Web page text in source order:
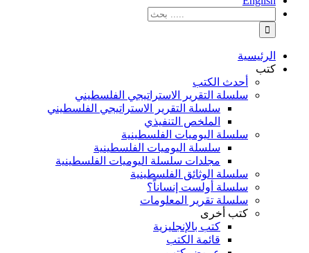
البحث
بالنسبة
الي
:
الرئيسية
كتب
أحدث الكتب
سلسلة التقرير الاستراتيجي الفلسطيني
سلسلة التقرير الاستراتيجي الفلسطيني
الملخص التنفيذي
سلسلة اليوميات الفلسطينية
سلسلة اليوميات الفلسطينية
مجلدات سلسلة اليوميات الفلسطينية
سلسلة الوثائق الفلسطينية
سلسلة أولست إنساناً؟
سلسلة تقرير المعلومات
كتب أخرى
كتب بالإنجليزية
قائمة الكتب